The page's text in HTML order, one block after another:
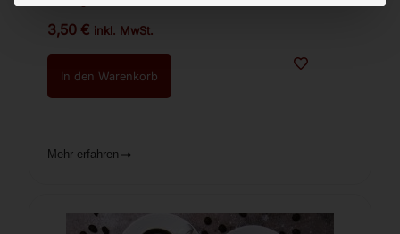
3,50€ inkl. MwSt.
In den Warenkorb
Mehr erfahren